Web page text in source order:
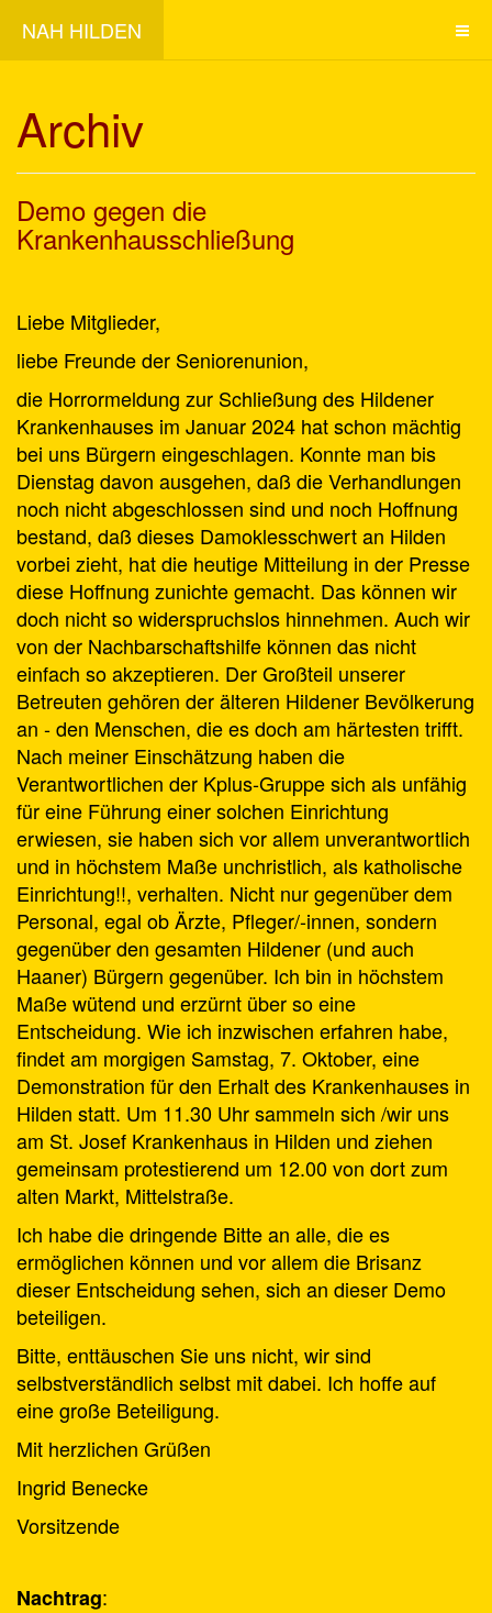
NAH HILDEN
Archiv
Demo gegen die
Krankenhausschließung
Liebe Mitglieder,
liebe Freunde der Seniorenunion,
die Horrormeldung zur Schließung des Hildener
Krankenhauses im Januar 2024 hat schon mächtig
bei uns Bürgern eingeschlagen. Konnte man bis
Dienstag davon ausgehen, daß die Verhandlungen
noch nicht abgeschlossen sind und noch Hoffnung
bestand, daß dieses Damoklesschwert an Hilden
vorbei zieht, hat die heutige Mitteilung in der Presse
diese Hoffnung zunichte gemacht. Das können wir
doch nicht so widerspruchslos hinnehmen. Auch wir
von der Nachbarschaftshilfe können das nicht
einfach so akzeptieren. Der Großteil unserer
Betreuten gehören der älteren Hildener Bevölkerung
an - den Menschen, die es doch am härtesten trifft.
Nach meiner Einschätzung haben die
Verantwortlichen der Kplus-Gruppe sich als unfähig
für eine Führung einer solchen Einrichtung
erwiesen, sie haben sich vor allem unverantwortlich
und in höchstem Maße unchristlich, als katholische
Einrichtung!!, verhalten. Nicht nur gegenüber dem
Personal, egal ob Ärzte, Pfleger/-innen, sondern
gegenüber den gesamten Hildener (und auch
Haaner) Bürgern gegenüber. Ich bin in höchstem
Maße wütend und erzürnt über so eine
Entscheidung. Wie ich inzwischen erfahren habe,
findet am morgigen Samstag, 7. Oktober, eine
Demonstration für den Erhalt des Krankenhauses in
Hilden statt. Um 11.30 Uhr sammeln sich /wir uns
am St. Josef Krankenhaus in Hilden und ziehen
gemeinsam protestierend um 12.00 von dort zum
alten Markt, Mittelstraße.
Ich habe die dringende Bitte an alle, die es
ermöglichen können und vor allem die Brisanz
dieser Entscheidung sehen, sich an dieser Demo
beteiligen.
Bitte, enttäuschen Sie uns nicht, wir sind
selbstverständlich selbst mit dabei. Ich hoffe auf
eine große Beteiligung.
Mit herzlichen Grüßen
Ingrid Benecke
Vorsitzende
Nachtrag: